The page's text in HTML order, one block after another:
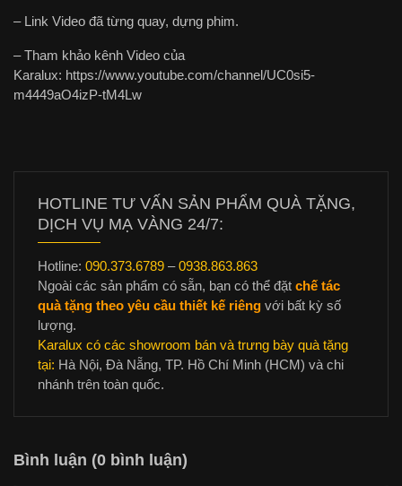
– Link Video đã từng quay, dựng phim.
– Tham khảo kênh Video của
Karalux: https://www.youtube.com/channel/UC0si5-
m4449aO4izP-tM4Lw
HOTLINE TƯ VẤN SẢN PHẨM QUÀ TẶNG,
DỊCH VỤ MẠ VÀNG 24/7:
Hotline: 090.373.6789 –0938.863.863
Ngoài các sản phẩm có sẵn, bạn có thể đặt chế tác
quà tặng theo yêu cầu thiết kế riêng với bất kỳ số
lượng.
Karalux có các showroom bán và trưng bày quà tặng
tại: Hà Nội, Đà Nẵng, TP. Hồ Chí Minh (HCM) và chi
nhánh trên toàn quốc.
Bình luận (0 bình luận)